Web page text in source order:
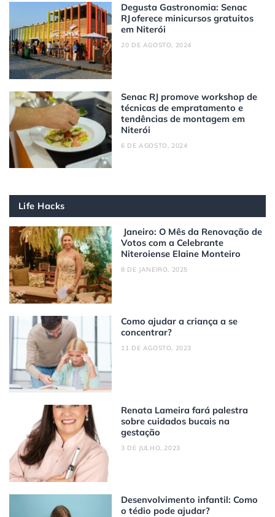
Degusta Gastronomia: Senac
RJ oferece minicursos gratuitos
em Niterói
20 DE AGOSTO, 2024
Senac RJ promove workshop de
técnicas de empratamento e
tendências de montagem em
Niterói
6 DE AGOSTO, 2024
Life Hacks
Janeiro: O Mês da Renovação de
Votos com a Celebrante
Niteroiense Elaine Monteiro
8 DE JANEIRO, 2025
Como ajudar a criança a se
concentrar?
11 DE AGOSTO, 2023
Renata Lameira fará palestra
sobre cuidados bucais na
gestação
3 DE JULHO, 2023
Desenvolvimento infantil: Como
o tédio pode ajudar?